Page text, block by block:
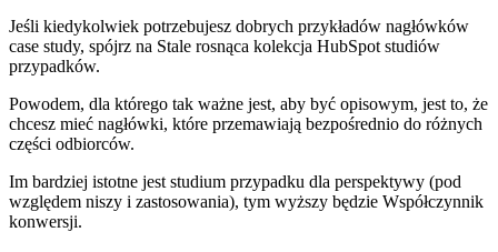
Jeśli kiedykolwiek potrzebujesz dobrych przykładów nagłówków
case study, spójrz na Stale rosnąca kolekcja HubSpot studiów
przypadków.
Powodem, dla którego tak ważne jest, aby być opisowym, jest to, że
chcesz mieć nagłówki, które przemawiają bezpośrednio do różnych
części odbiorców.
Im bardziej istotne jest studium przypadku dla perspektywy (pod
względem niszy i zastosowania), tym wyższy będzie Współczynnik
konwersji.